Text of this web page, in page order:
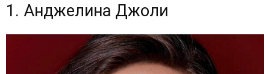
1. Анджелина Джоли